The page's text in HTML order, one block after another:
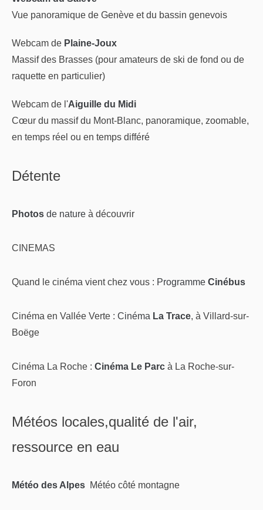
Vue panoramique de Genève et du bassin genevois
Webcam de Plaine-Joux
Massif des Brasses (pour amateurs de ski de fond ou de
raquette en particulier)
Webcam de l'Aiguille du Midi
Cœur du massif du Mont-Blanc, panoramique, zoomable,
en temps réel ou en temps différé
Détente
Photos de nature à découvrir
CINEMAS
Quand le cinéma vient chez vous : Programme Cinébus
Cinéma en Vallée Verte : Cinéma La Trace, à Villard-sur-
Boëge
Cinéma La Roche : Cinéma Le Parc à La Roche-sur-
Foron
Météos locales,qualité de l'air,
ressource en eau
Météo des Alpes Météo côté montagne